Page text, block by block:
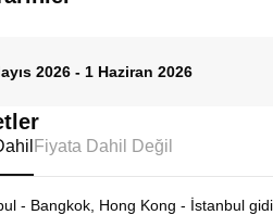
2026 - 1 Haziran 2026
Fiyata Dahil Değil
- Bangkok, Hong Kong - İstanbul